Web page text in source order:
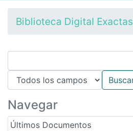
Biblioteca Digital Exactas
Navegar
Últimos Documentos